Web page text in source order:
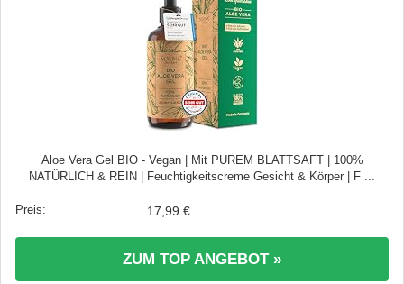
Aloe Vera Gel BIO - Vegan | Mit PUREM BLATTSAFT | 100%
NATÜRLICH & REIN | Feuchtigkeitscreme Gesicht & Körper | F ...
17,99 €
ZUM TOP ANGEBOT »